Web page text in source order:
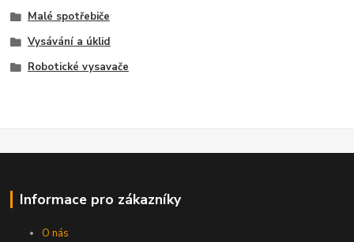
Malé spotřebiče
Vysávání a úklid
Robotické vysavače
Informace pro zákazníky
O nás